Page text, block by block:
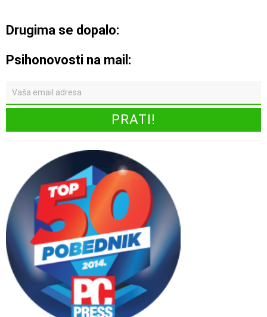
Drugima se dopalo:
Psihonovosti na mail: